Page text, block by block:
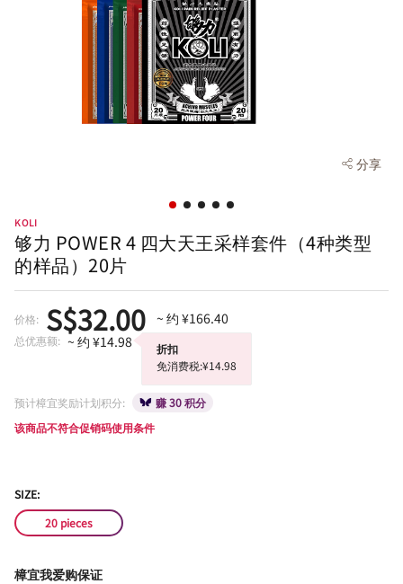
分享
KOLI
够力 POWER 4 四大天王采样套件（4种类型
的样品）20片
价格: S$32.00 ~ 约 ¥166.40
总优惠额: ~ 约 ¥14.98
折扣
免消费税:¥14.98
预计樟宜奖励计划积分:
赚 30 积分
该商品不符合促销码使用条件
SIZE:
20 pieces
樟宜我爱购保证